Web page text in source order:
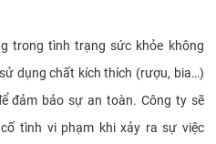
trong tình trạng sức khỏe không
dụng chất kích thích (rượu, bia…)
đảm bảo sự an toàn. Công ty sẽ
tình vi phạm khi xảy ra sự việc